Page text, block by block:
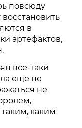
повсюду
восстановить
в
артефактов,
все-таки
еще не
не
каким